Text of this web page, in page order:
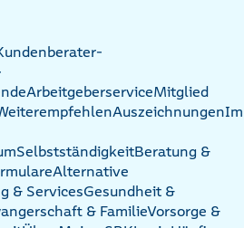
ArbeitgeberserviceMitglied
AuszeichnungenIm
SelbstständigkeitBeratung &
Alternative
& ServicesGesundheit &
& FamilieVorsorge &